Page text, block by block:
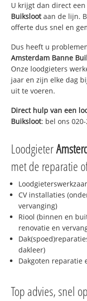
U krijgt dan direct
Buikslootaan de lijn.
offerte dus snel en
Dus heeft u
Amsterdam Banne
Onze loodgieters
jaar en zijn elke dag
uit te voeren.
Direct hulp van een
Buiksloot: bel ons
Loodgieter
met de reparatie
CV installaties
vervanging)
Riool (binnen en
renovatie en
dakleer)
Dakgoten reparatie
Top advies, snel